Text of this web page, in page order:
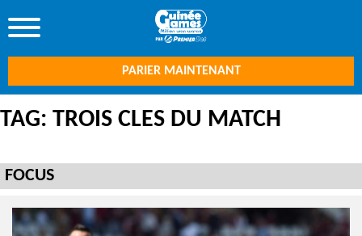
PARIER MAINTENANT
TAG: TROIS CLES DU MATCH
FOCUS